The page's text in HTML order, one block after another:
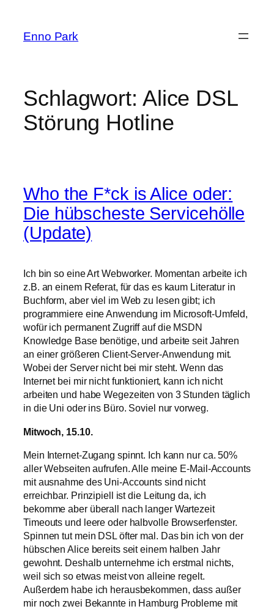
springen
Enno Park
Schlagwort: Alice DSL
Störung Hotline
Who the F*ck is Alice oder:
Die hübscheste Servicehölle
(Update)
Ich bin so eine Art Webworker. Momentan arbeite ich
z.B. an einem Referat, für das es kaum Literatur in
Buchform, aber viel im Web zu lesen gibt; ich
programmiere eine Anwendung im Microsoft-Umfeld,
wofür ich permanent Zugriff auf die MSDN
Knowledge Base benötige, und arbeite seit Jahren
an einer größeren Client-Server-Anwendung mit.
Wobei der Server nicht bei mir steht. Wenn das
Internet bei mir nicht funktioniert, kann ich nicht
arbeiten und habe Wegezeiten von 3 Stunden täglich
in die Uni oder ins Büro. Soviel nur vorweg.
Mitwoch, 15.10.
Mein Internet-Zugang spinnt. Ich kann nur ca. 50%
aller Webseiten aufrufen. Alle meine E-Mail-Accounts
mit ausnahme des Uni-Accounts sind nicht
erreichbar. Prinzipiell ist die Leitung da, ich
bekomme aber überall nach langer Wartezeit
Timeouts und leere oder halbvolle Browserfenster.
Spinnen tut mein DSL öfter mal. Das bin ich von der
hübschen Alice bereits seit einem halben Jahr
gewohnt. Deshalb unternehme ich erstmal nichts,
weil sich so etwas meist von alleine regelt.
Außerdem habe ich herausbekommen, dass außer
mir noch zwei Bekannte in Hamburg Probleme mit